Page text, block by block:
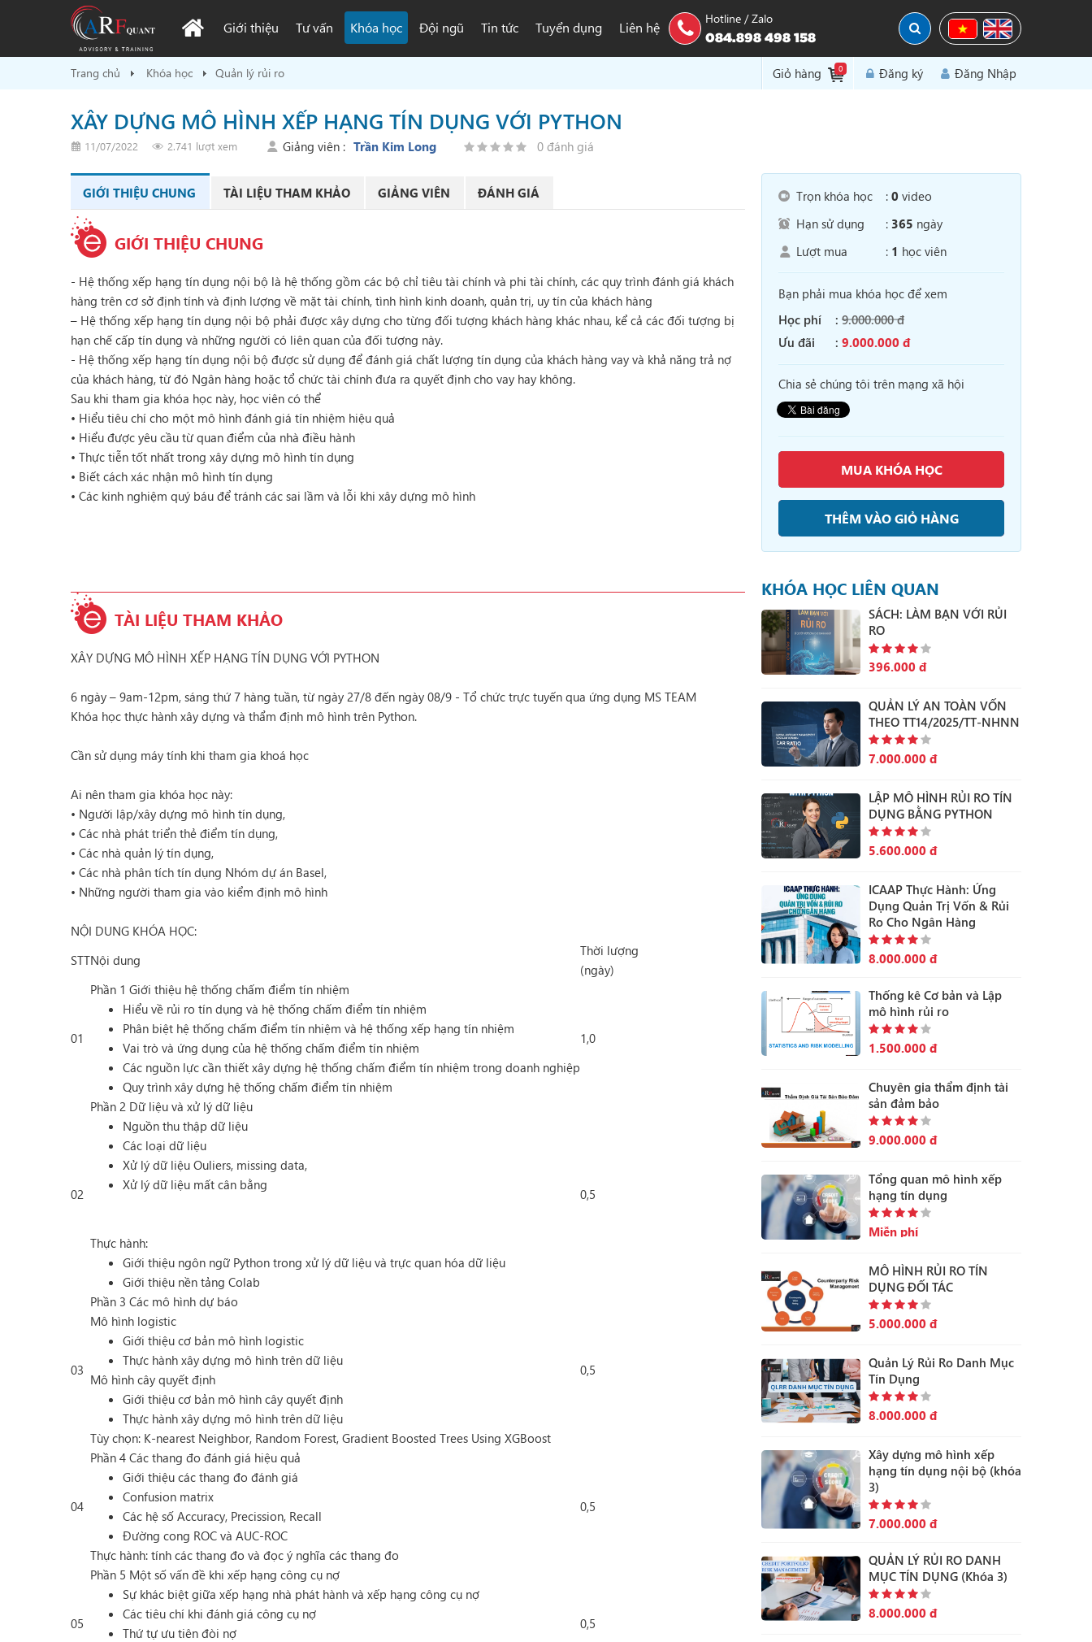
Giới thiệu Tư vấn Khóa học Đội ngũ Tin tức Tuyển dụng Liên hệ
Hotline / Zalo
084.898 498 158
Trang chủ Khóa học Quản lý rủi ro Giỏ hàng 0 Đăng ký Đăng Nhập
XÂY DỰNG MÔ HÌNH XẾP HẠNG TÍN DỤNG VỚI PYTHON
11/07/2022 2.741 lượt xem Giảng viên : Trần Kim Long 0 đánh giá
GIỚI THIỆU CHUNG TÀI LIỆU THAM KHẢO GIẢNG VIÊN ĐÁNH GIÁ
GIỚI THIỆU CHUNG
- Hệ thống xếp hạng tín dụng nội bộ là hệ thống gồm các bộ chỉ tiêu tài chính và phi tài chính, các quy trình đánh giá khách
hàng trên cơ sở định tính và định lượng về mặt tài chính, tình hình kinh doanh, quản trị, uy tín của khách hàng
– Hệ thống xếp hạng tín dụng nội bộ phải được xây dựng cho từng đối tượng khách hàng khác nhau, kể cả các đối tượng bị
hạn chế cấp tín dụng và những người có liên quan của đối tượng này.
- Hệ thống xếp hạng tín dụng nội bộ được sử dụng để đánh giá chất lượng tín dụng của khách hàng vay và khả năng trả nợ
của khách hàng, từ đó Ngân hàng hoặc tổ chức tài chính đưa ra quyết định cho vay hay không.
Sau khi tham gia khóa học này, học viên có thể
• Hiểu tiêu chí cho một mô hình đánh giá tín nhiệm hiệu quả
• Hiểu được yêu cầu từ quan điểm của nhà điều hành
• Thực tiễn tốt nhất trong xây dựng mô hình tín dụng
• Biết cách xác nhận mô hình tín dụng
• Các kinh nghiệm quý báu để tránh các sai lầm và lỗi khi xây dựng mô hình
TÀI LIỆU THAM KHẢO
XÂY DỰNG MÔ HÌNH XẾP HẠNG TÍN DỤNG VỚI PYTHON
6 ngày – 9am-12pm, sáng thứ 7 hàng tuần, từ ngày 27/8 đến ngày 08/9 - Tổ chức trực tuyến qua ứng dụng MS TEAM
Khóa học thực hành xây dựng và thẩm định mô hình trên Python.
Cần sử dụng máy tính khi tham gia khoá học
Ai nên tham gia khóa học này:
• Người lập/xây dựng mô hình tín dụng,
• Các nhà phát triển thẻ điểm tín dụng,
• Các nhà quản lý tín dụng,
• Các nhà phân tích tín dụng Nhóm dự án Basel,
• Những người tham gia vào kiểm định mô hình
NỘI DUNG KHÓA HỌC:
STTNội dung
Thời lượng
(ngày)
01
Phần 1 Giới thiệu hệ thống chấm điểm tín nhiệm
Hiểu về rủi ro tín dụng và hệ thống chấm điểm tín nhiệm
Phân biệt hệ thống chấm điểm tín nhiệm và hệ thống xếp hạng tín nhiệm
Vai trò và ứng dụng của hệ thống chấm điểm tín nhiệm
Các nguồn lực cần thiết xây dựng hệ thống chấm điểm tín nhiệm trong doanh nghiệp
Quy trình xây dựng hệ thống chấm điểm tín nhiệm
1,0
02
Phần 2 Dữ liệu và xử lý dữ liệu
Nguồn thu thập dữ liệu
Các loại dữ liệu
Xử lý dữ liệu Ouliers, missing data,
Xử lý dữ liệu mất cân bằng
Thực hành:
Giới thiệu ngôn ngữ Python trong xử lý dữ liệu và trực quan hóa dữ liệu
Giới thiệu nền tảng Colab
0,5
03
Phần 3 Các mô hình dự báo
Mô hình logistic
Giới thiệu cơ bản mô hình logistic
Thực hành xây dựng mô hình trên dữ liệu
Mô hình cây quyết định
Giới thiệu cơ bản mô hình cây quyết định
Thực hành xây dựng mô hình trên dữ liệu
Tùy chọn: K-nearest Neighbor, Random Forest, Gradient Boosted Trees Using XGBoost
0,5
04
Phần 4 Các thang đo đánh giá hiệu quả
Giới thiệu các thang đo đánh giá
Confusion matrix
Các hệ số Accuracy, Precission, Recall
Đường cong ROC và AUC-ROC
Thực hành: tính các thang đo và đọc ý nghĩa các thang đo
0,5
05
Phần 5 Một số vấn đề khi xếp hạng công cụ nợ
Sự khác biệt giữa xếp hạng nhà phát hành và xếp hạng công cụ nợ
Các tiêu chí khi đánh giá công cụ nợ
Thứ tự ưu tiên đòi nợ
0,5
Trọn khóa học : 0 video
Hạn sử dụng
: 365 ngày
Lượt mua
: 1 học viên
Bạn phải mua khóa học để xem
Học phí
: 9.000.000 đ
Ưu đãi
: 9.000.000 đ
Chia sẻ chúng tôi trên mạng xã hội
MUA KHÓA HỌC
THÊM VÀO GIỎ HÀNG
KHÓA HỌC LIÊN QUAN
SÁCH: LÀM BẠN VỚI RỦI
RO
396.000 đ
QUẢN LÝ AN TOÀN VỐN
THEO TT14/2025/TT-NHNN
7.000.000 đ
LẬP MÔ HÌNH RỦI RO TÍN
DỤNG BẰNG PYTHON
5.600.000 đ
ICAAP Thực Hành: Ứng
Dụng Quản Trị Vốn & Rủi
Ro Cho Ngân Hàng
8.000.000 đ
Thống kê Cơ bản và Lập
mô hình rủi ro
1.500.000 đ
Chuyên gia thẩm định tài
sản đảm bảo
9.000.000 đ
Tổng quan mô hình xếp
hạng tín dụng
Miễn phí
MÔ HÌNH RỦI RO TÍN
DỤNG ĐỐI TÁC
5.000.000 đ
Quản Lý Rủi Ro Danh Mục
Tín Dụng
8.000.000 đ
Xây dựng mô hình xếp
hạng tín dụng nội bộ (khóa
3)
7.000.000 đ
QUẢN LÝ RỦI RO DANH
MỤC TÍN DỤNG (Khóa 3)
8.000.000 đ